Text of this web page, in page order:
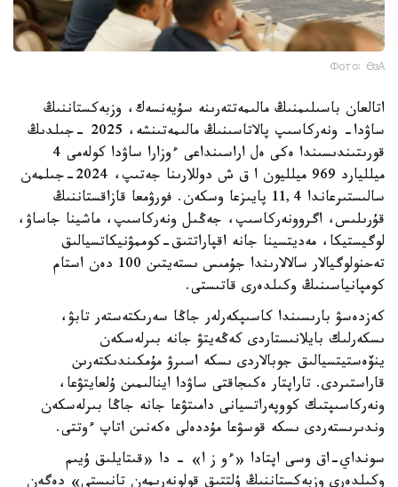
Фото: ӨзА
اتالعان باسىلىمنىڭ مالىمەتتەرىنە سۇيەنسەك، وزبەكستاننىڭ
ساۋدا- ونەركاسىپ پالاتاسىنىڭ مالىمەتىنشە، 2025 -جىلدىڭ
قورىتىندىسىندا ەكى ەل اراسىنداعى ءوزارا ساۋدا كولەمى 4
ميلليارد 969 ميلليون ا ق ش دوللارىنا جەتىپ، 2024-جىلمەن
سالىستىرعاندا 11,4 پايىزعا وسكەن. فورۋمعا قازاقستاننىڭ
قۇرىلىس، اگروونەركاسىپ، جەڭىل ونەركاسىپ، ماشينا جاساۋ،
لوگيستيكا، مەديتسينا جانە اقپاراتتىق-كوممۋنيكاتسيالىق
تەحنولوگيالار سالالارىندا جۇمىس ىستەيتىن 100 دەن استام
كومپانياسىنىڭ وكىلدەرى قاتىستى.
كەزدەسۋ بارىسىندا كاسىپكەرلەر جاڭا سەرىكتەستەر تابۋ،
ىسكەرلىك بايلانىستاردى كەڭەيتۋ جانە بىرلەسكەن
ينۆەستيتسيالىق جوبالاردى ىسكە اسىرۋ مۇمكىندىكتەرىن
قاراستىردى. تاراپتار ەكىجاقتى ساۋدا اينالىمىن ۇلعايتۋعا،
ونەركاسىپتىك كووپەراتسيانى دامىتۋعا جانە جاڭا بىرلەسكەن
وندىرىستەردى ىسكە قوسۋعا مۇددەلى ەكەنىن اتاپ ءوتتى.
سونداي-اق وسى اپتادا «ءو ز ا» - دا «قىتايلىق ۇيىم
وكىلدەرى وزبەكستاننىڭ ۇلتتىق قولونەرىمەن تانىستى» دەگەن